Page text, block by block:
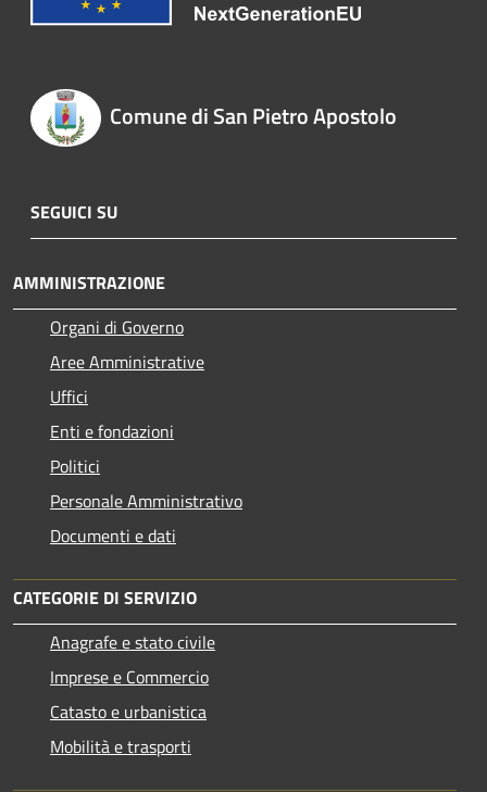
Comune di San Pietro Apostolo
SEGUICI SU
AMMINISTRAZIONE
Organi di Governo
Aree Amministrative
Uffici
Enti e fondazioni
Politici
Personale Amministrativo
Documenti e dati
CATEGORIE DI SERVIZIO
Anagrafe e stato civile
Imprese e Commercio
Catasto e urbanistica
Mobilità e trasporti